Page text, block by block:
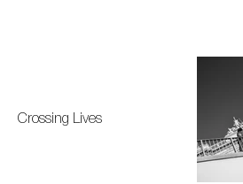
Crossing Lives